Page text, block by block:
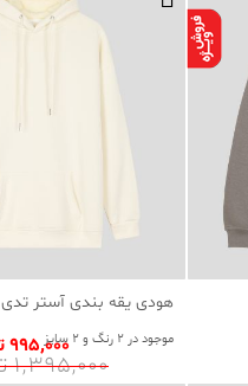
هودی یقه بندی آستر تدی
موجود در 2 رنگ و 2 سایز
1٬395٬000 تومان
995٬000 تومان